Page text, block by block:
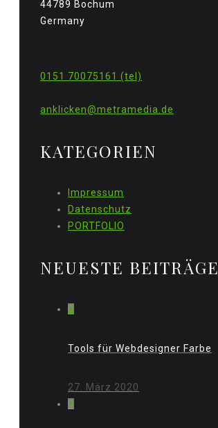
44789 Bochum
Germany
0151 70075161 (tel)
anklicken@metramedia.de
KATEGORIEN
Impressum
Datenschutz
PORTFOLIO
NEUESTE BEITRÄGE
0
Tools für Webdesigner Farbe
27. März 2020
0